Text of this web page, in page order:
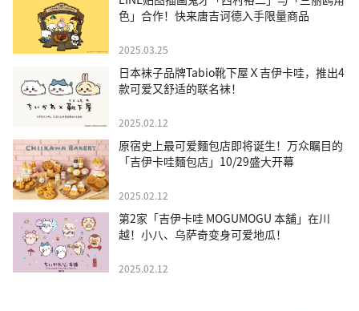
色」合作！快来唐吉诃德入手限量商品
2025.03.25
日本袜子品牌Tabio靴下屋Ｘ吉伊卡哇，推出4
款可爱又舒适的联名袜！
2025.02.12
原宿史上最可爱麵包店即将诞生！万众瞩目的
「吉伊卡哇麵包店」10/29盛大开幕
2025.02.12
第2家「吉伊卡哇 MOGUMOGU 本舖」在川
越！小八、乌萨奇变身可爱地瓜！
2025.02.12